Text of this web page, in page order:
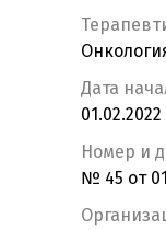
Дата
Номер и
№ 45 от